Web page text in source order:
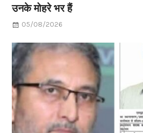
उनके मोहरे भर हैं
05/08/2026